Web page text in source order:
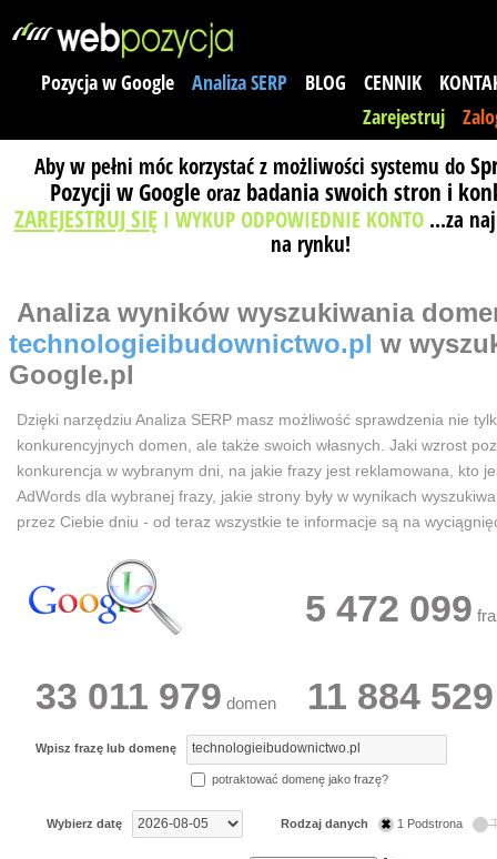
Pozycja w Google Analiza SERP BLOG CENNIK
Zarejestruj
Aby w pełni móc korzystać z możliwości systemu do
Pozycji w Google oraz badania swoich stron i
ZAREJESTRUJ SIĘ I WYKUP ODPOWIEDNIE KONTO ...za
na rynku!
Analiza wyników wyszukiwania
technologieibudownictwo.pl w
Google.pl
Dzięki narzędziu Analiza SERP masz możliwość sprawdzenia nie
konkurencyjnych domen, ale także swoich własnych. Jaki wzrost
konkurencja w wybranym dni, na jakie frazy jest reklamowana, kto
AdWords dla wybranej frazy, jakie strony były w wynikach
przez Ciebie dniu - od teraz wszystkie te informacje są na
5 472 099
33 011 979 domen 11 884 529
Wpisz frazę lub domenę
potraktować domenę jako frazę?
Wybierz datę Rodzaj danych 1 Podstrona